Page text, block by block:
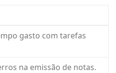
gasto com tarefas
na emissão de notas.